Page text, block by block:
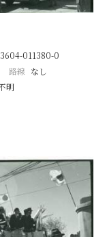
3604-011380-0
路線 なし
明